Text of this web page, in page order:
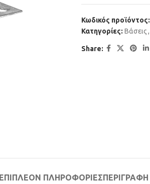
Κωδικός προϊόντος:
Κατηγορίες: Βάσεις,
Share:
ΕΠΙΠΛΈΟΝ ΠΛΗΡΟΦΟΡΊΕΣ ΠΕΡΙΓΡΑΦΉ